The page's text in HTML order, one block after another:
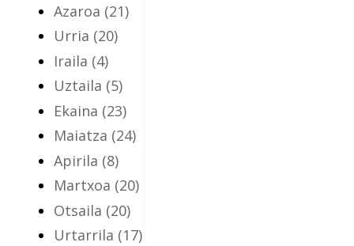
Azaroa (21)
Urria (20)
Iraila (4)
Uztaila (5)
Ekaina (23)
Maiatza (24)
Apirila (8)
Martxoa (20)
Otsaila (20)
Urtarrila (17)